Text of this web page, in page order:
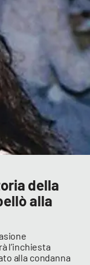
della
alla
l’inchiesta
alla condanna